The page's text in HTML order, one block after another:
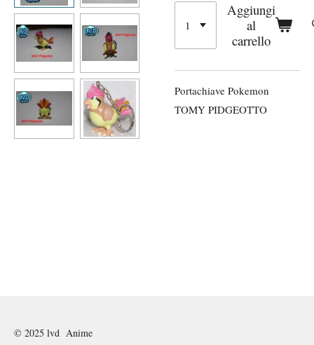
Aggiungi
al
carrello
Portachiave Pokemon
TOMY PIDGEOTTO
© 2025 lvd Anime